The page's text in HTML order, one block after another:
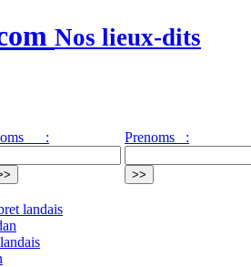
Nos lieux-dits
: Prenoms :
landais